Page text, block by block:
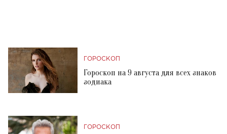
ГОРОСКОП
Гороскоп на 9 августа для всех знаков
зодиака
ГОРОСКОП